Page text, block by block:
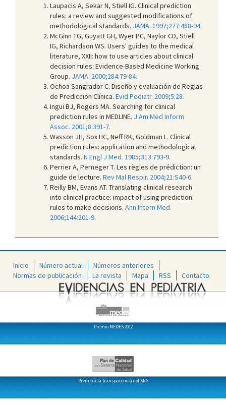
Laupacis A, Sekar N, Stiell IG. Clinical prediction
rules: a review and suggested modifications of
methodological standards. JAMA. 1997;277:488-94.
McGinn TG, Guyatt GH, Wyer PC, Naylor CD, Stiell
IG, Richardson WS. Users' guides to the medical
literature, XXII: how to use articles about clinical
decision rules: Evidence-Based Medicine Working
Group. JAMA. 2000;284:79-84.
Ochoa Sangrador C. Diseño y evaluación de Reglas
de Predicción Clínica. Evid Pediatr. 2009;5:28.
Ingui BJ, Rogers MA. Searching for clinical
prediction rules in MEDLINE. J Am Med Inform
Assoc. 2001;8:391-7.
Wasson JH, Sox HC, Neff RK, Goldman L. Clinical
prediction rules: application and methodological
standards. N Engl J Med. 1985;313:793-9.
Perrier A, Perneger T. Les règles de prédiction: un
guide de lecture. Rev Mal Respir. 2004;21:S40-6.
Reilly BM, Evans AT. Translating clinical research
into clinical practice: impact of using prediction
rules to make decisions. Ann Intern Med.
2006;144:201-9.
Inicio Número actual
Números anteriores
Normas de publicación
La revista Mapa RSS Contacto
Premio MEDES 2012
Premio a la transparencia del SNS